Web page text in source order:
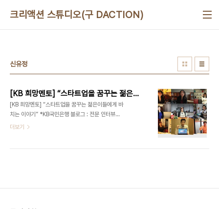
크리액션 스튜디오(구 DACTION)
신유정
[KB 희망멘토] “스타트업을 꿈꾸는 젊은이들에게 바치는 이야기”
[KB 희망멘토] “스타트업을 꿈꾸는 젊은이들에게 바
치는 이야기” *KB국민은행 블로그 : 전문 인터뷰어
- 디액션[DeliciousAction] 대표 최정욱 (문의)
더보기